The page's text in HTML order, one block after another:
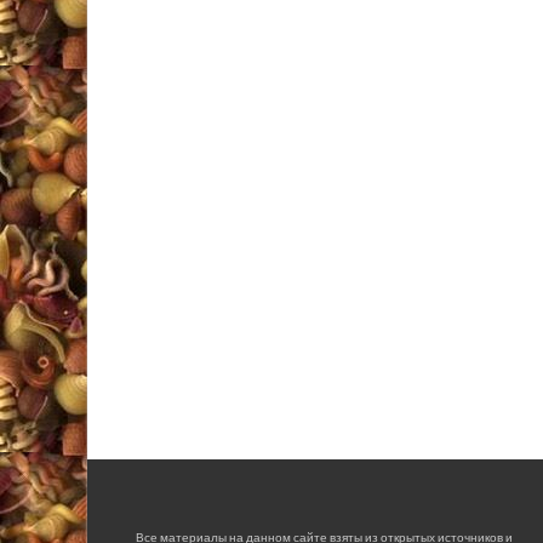
Все материалы на данном сайте взяты из открытых источников и